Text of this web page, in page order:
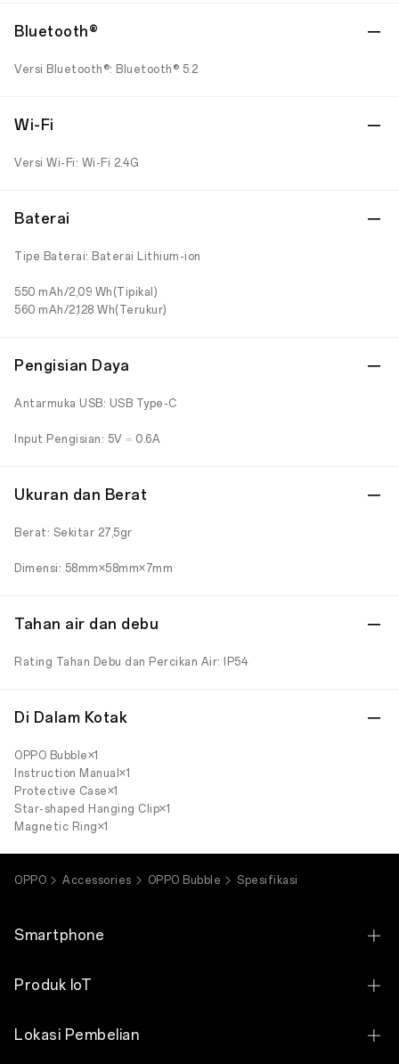
Bluetooth®
Versi Bluetooth®: Bluetooth® 5.2
Wi-Fi
Versi Wi-Fi: Wi-Fi 2.4G
Baterai
Tipe Baterai: Baterai Lithium-ion
550 mAh/2,09 Wh(Tipikal)
560 mAh/2,128 Wh(Terukur)
Pengisian Daya
Antarmuka USB: USB Type-C
Input Pengisian: 5V ⎓ 0.6A
Ukuran dan Berat
Berat: Sekitar 27,5gr
Dimensi: 58mm×58mm×7mm
Tahan air dan debu
Rating Tahan Debu dan Percikan Air: IP54
Di Dalam Kotak
OPPO Bubble×1
Instruction Manual×1
Protective Case×1
Star-shaped Hanging Clip×1
Magnetic Ring×1
OPPO Accessories OPPO Bubble Spesifikasi
Smartphone
OPPO Find X9 Ultra
Produk IoT
OPPO Bubble
Lokasi Pembelian